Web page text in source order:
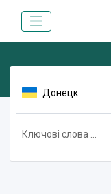
Донецк